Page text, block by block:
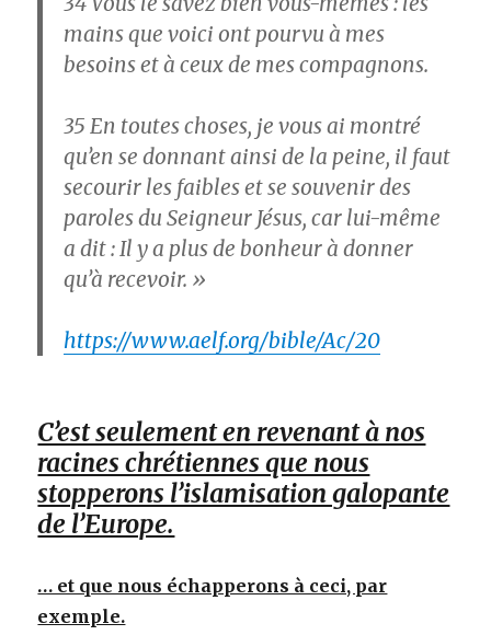
mains que voici ont pourvu à mes
besoins et à ceux de mes compagnons.
35 En toutes choses, je vous ai montré
qu’en se donnant ainsi de la peine, il faut
secourir les faibles et se souvenir des
paroles du Seigneur Jésus, car lui-même
a dit : Il y a plus de bonheur à donner
qu’à recevoir. »
https://www.aelf.org/bible/Ac/20
C’est seulement en revenant à nos
racines chrétiennes que nous
stopperons l’islamisation galopante
de l’Europe.
… et que nous échapperons à ceci, par
exemple.